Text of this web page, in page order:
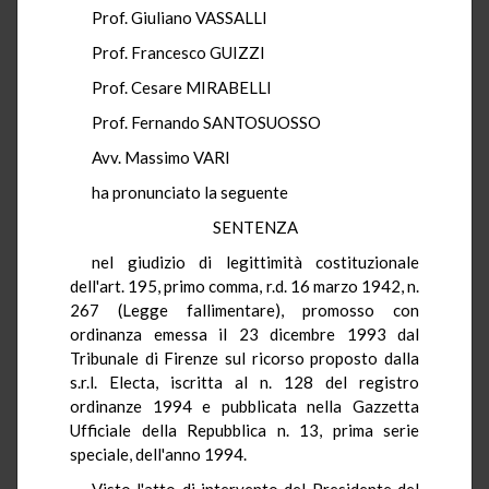
Prof. Giuliano VASSALLI
Prof. Francesco GUIZZI
Prof. Cesare MIRABELLI
Prof. Fernando SANTOSUOSSO
Avv. Massimo VARI
ha pronunciato la seguente
SENTENZA
nel giudizio di legittimità costituzionale
dell'art. 195, primo comma, r.d. 16 marzo 1942, n.
267 (Legge fallimentare), promosso con
ordinanza emessa il 23 dicembre 1993 dal
Tribunale di Firenze sul ricorso proposto dalla
s.r.l. Electa, iscritta al n. 128 del registro
ordinanze 1994 e pubblicata nella Gazzetta
Ufficiale della Repubblica n. 13, prima serie
speciale, dell'anno 1994.